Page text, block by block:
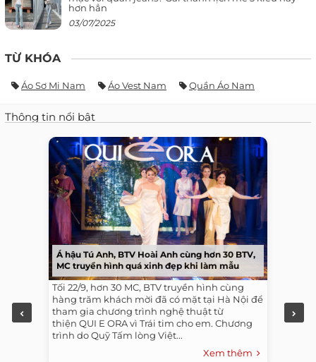
hơn hẳn
03/07/2025
TỪ KHÓA
Áo Sơ Mi Nam Áo Vest Nam Quần Áo Nam
Thông tin nổi bật
Á hậu Tú Anh, BTV Hoài Anh cùng hơn 30 BTV,
MC truyền hình quá xinh đẹp khi làm mẫu
Tối 22/9, hơn 30 MC, BTV truyền hình cùng
hàng trăm khách mời đã có mặt tại Hà Nội để
tham gia chương trình nghệ thuật từ
thiện QUI E ORA vì Trái tim cho em. Chương
trình do Quỹ Tấm lòng Việt...
Xem thêm